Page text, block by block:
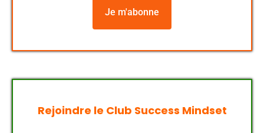
Je m'abonne
Rejoindre le Club Success Mindset